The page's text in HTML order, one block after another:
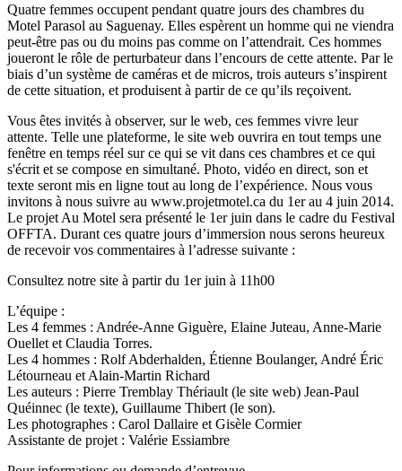
Quatre femmes occupent pendant quatre jours des chambres du
Motel Parasol au Saguenay. Elles espèrent un homme qui ne viendra
peut-être pas ou du moins pas comme on l’attendrait. Ces hommes
joueront le rôle de perturbateur dans l’encours de cette attente. Par le
biais d’un système de caméras et de micros, trois auteurs s’inspirent
de cette situation, et produisent à partir de ce qu’ils reçoivent.
Vous êtes invités à observer, sur le web, ces femmes vivre leur
attente. Telle une plateforme, le site web ouvrira en tout temps une
fenêtre en temps réel sur ce qui se vit dans ces chambres et ce qui
s'écrit et se compose en simultané. Photo, vidéo en direct, son et
texte seront mis en ligne tout au long de l’expérience. Nous vous
invitons à nous suivre au www.projetmotel.ca du 1er au 4 juin 2014.
Le projet Au Motel sera présenté le 1er juin dans le cadre du Festival
OFFTA. Durant ces quatre jours d’immersion nous serons heureux
de recevoir vos commentaires à l’adresse suivante :
Consultez notre site à partir du 1er juin à 11h00
L’équipe :
Les 4 femmes : Andrée-Anne Giguère, Elaine Juteau, Anne-Marie
Ouellet et Claudia Torres.
Les 4 hommes : Rolf Abderhalden, Étienne Boulanger, André Éric
Létourneau et Alain-Martin Richard
Les auteurs : Pierre Tremblay Thériault (le site web) Jean-Paul
Quéinnec (le texte), Guillaume Thibert (le son).
Les photographes : Carol Dallaire et Gisèle Cormier
Assistante de projet : Valérie Essiambre